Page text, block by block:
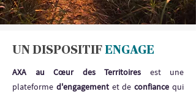
UN DISPOSITIF ENGAGE
AXA au Cœur des Territoires est une
plateforme d'engagementet deconfiance qui